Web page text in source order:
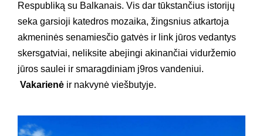
Respubliką su Balkanais. Vis dar tūkstančius istorijų
seka garsioji katedros mozaika, žingsnius atkartoja
akmeninės senamiesčio gatvės ir link jūros vedantys
skersgatviai, neliksite abejingi akinančiai viduržemio
jūros saulei ir smaragdiniam j9ros vandeniui.
Vakarienė ir nakvynė viešbutyje.